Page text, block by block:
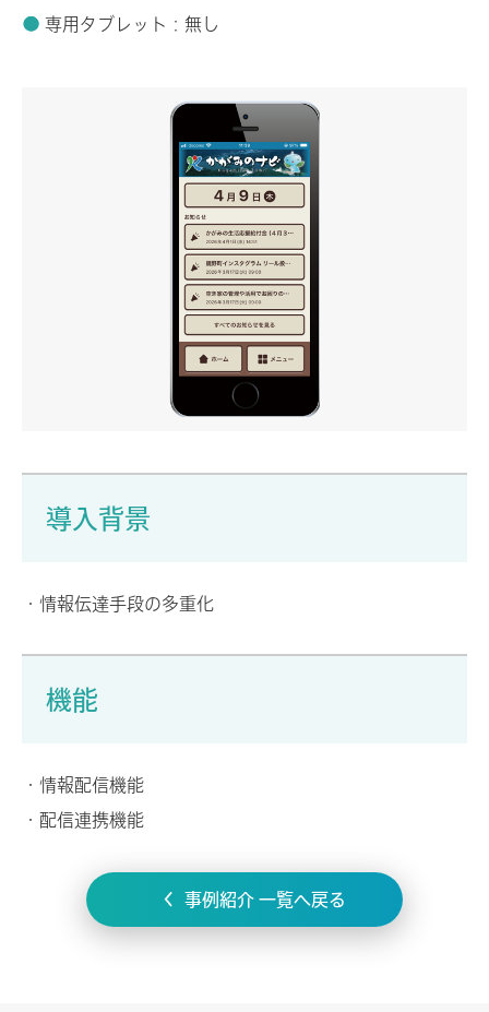
専用タブレット：無し
導入背景
・情報伝達手段の多重化
機能
・情報配信機能
・配信連携機能
事例紹介 一覧へ戻る